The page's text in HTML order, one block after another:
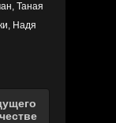
Таная
Надя